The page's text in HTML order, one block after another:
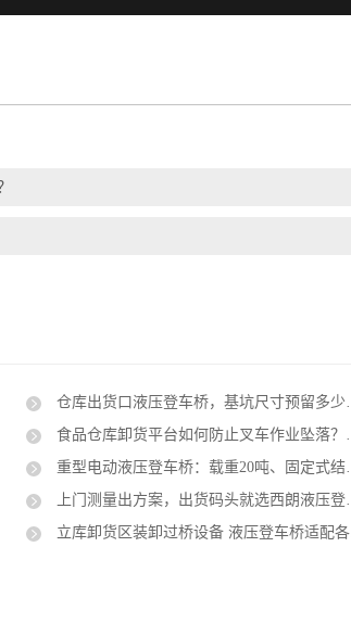
仓库出货口液压登车桥，基坑尺寸预留多少？标准一文讲清
食品仓库卸货平台如何防止叉车作业坠落？这4个安全设计不能少
重型电动液压登车桥：载重20吨、固定式结构、平滑过渡更安全
上门测量出方案，出货码头就选西朗液压登车桥，7600+工厂的选择
立库卸货区装卸过桥设备 液压登车桥适配各类货运车辆 坚固耐用